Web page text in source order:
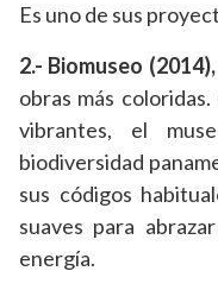
Es uno de sus
2.- Biomuseo
obras más
vibrantes, el
biodiversidad
sus códigos
suaves para
energía.